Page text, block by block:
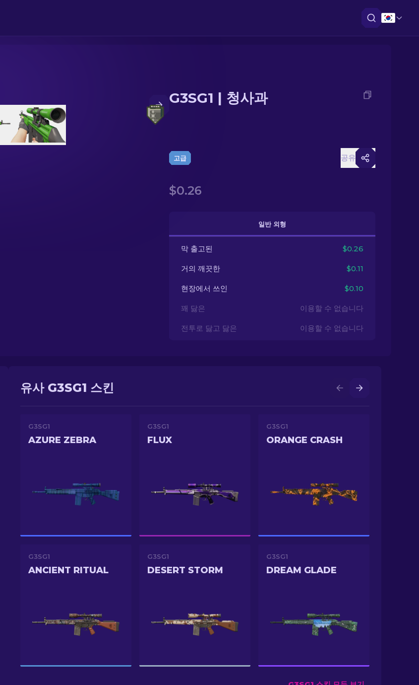
G3SG1 | 청사과
고급 공유
$0.26
일반 외형
막 출고된 $0.26
거의 깨끗한 $0.11
현장에서 쓰인 $0.10
꽤 닳은 이용할 수 없습니다
전투로 닳고 닳은 이용할 수 없습니다
유사 G3SG1 스킨
G3SG1
AZURE ZEBRA
G3SG1
FLUX
G3SG1
ORANGE CRASH
G3SG1
ANCIENT RITUAL
G3SG1
DESERT STORM
G3SG1
DREAM GLADE